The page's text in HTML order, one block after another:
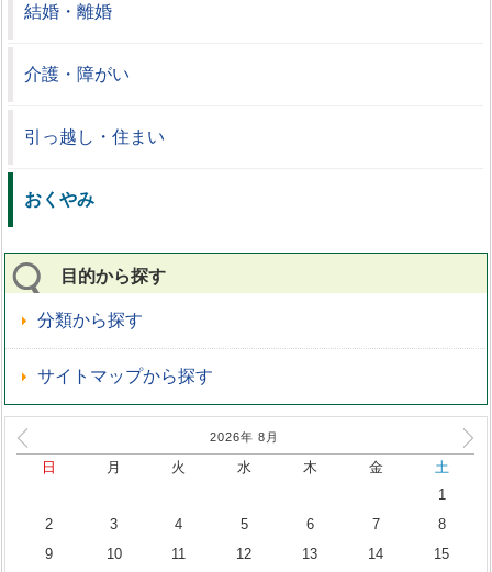
結婚・離婚
介護・障がい
引っ越し・住まい
おくやみ
目的から探す
分類から探す
サイトマップから探す
2026年 8 月
日 月 火 水 木 金
土
1
2
3 4 5 6 7
8
9
10 11 12 13 14
15